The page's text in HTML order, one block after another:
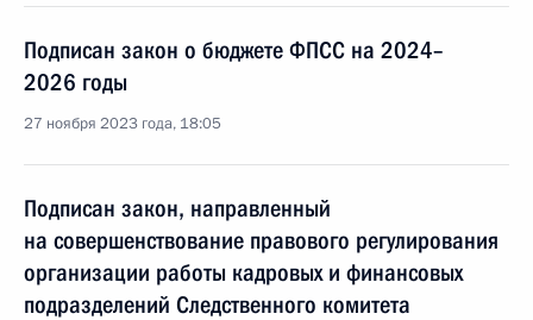
Подписан закон о бюджете ФПСС на 2024–
2026 годы
27 ноября 2023 года, 18:05
Подписан закон, направленный
на совершенствование правового регулирования
организации работы кадровых и финансовых
подразделений Следственного комитета